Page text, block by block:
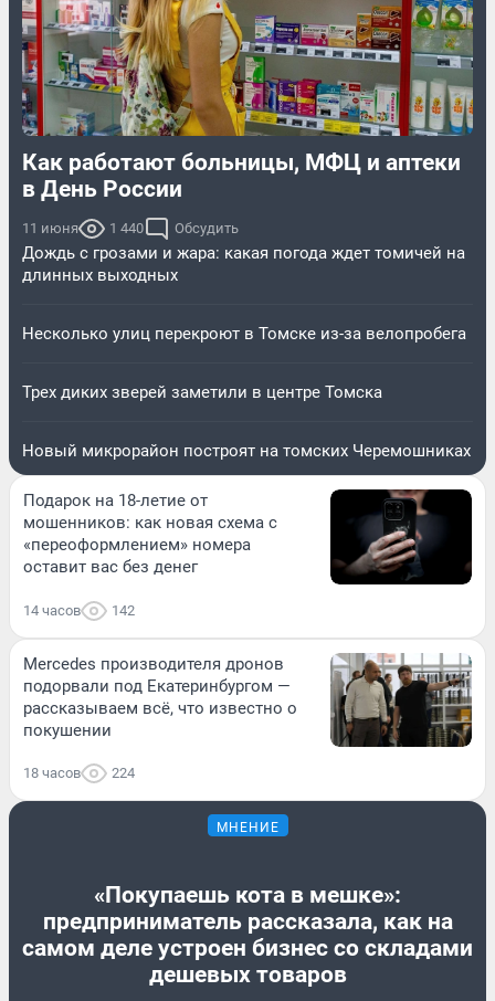
Как работают больницы, МФЦ и аптеки
в День России
11 июня 1 440 Обсудить
Дождь с грозами и жара: какая погода ждет томичей на
длинных выходных
Несколько улиц перекроют в Томске из-за велопробега
Трех диких зверей заметили в центре Томска
Новый микрорайон построят на томских Черемошниках
Подарок на 18-летие от
мошенников: как новая схема с
«переоформлением» номера
оставит вас без денег
14 часов 142
Mercedes производителя дронов
подорвали под Екатеринбургом —
рассказываем всё, что известно о
покушении
18 часов 224
МНЕНИЕ
«Покупаешь кота в мешке»:
предприниматель рассказала, как на
самом деле устроен бизнес со складами
дешевых товаров